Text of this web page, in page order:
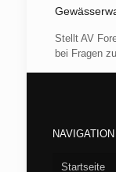
Stellt AV
bei Fragen
NAVIGATION
Startseite